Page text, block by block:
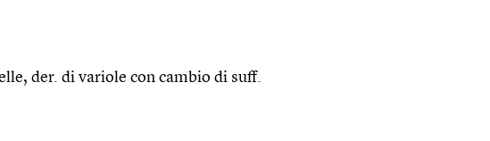
der. di variole con cambio di suff.